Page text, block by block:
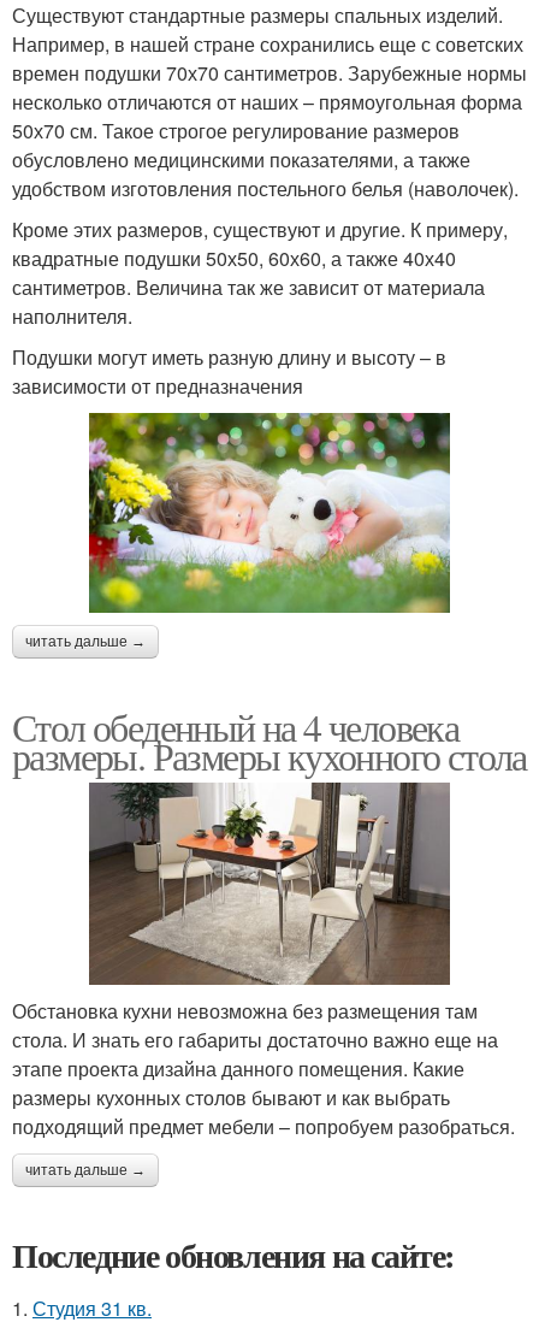
Существуют стандартные размеры спальных изделий.
Например, в нашей стране сохранились еще с советских
времен подушки 70х70 сантиметров. Зарубежные нормы
несколько отличаются от наших – прямоугольная форма
50х70 см. Такое строгое регулирование размеров
обусловлено медицинскими показателями, а также
удобством изготовления постельного белья (наволочек).
Кроме этих размеров, существуют и другие. К примеру,
квадратные подушки 50х50, 60х60, а также 40х40
сантиметров. Величина так же зависит от материала
наполнителя.
Подушки могут иметь разную длину и высоту – в
зависимости от предназначения
читать дальше →
Стол обеденный на 4 человека
размеры. Размеры кухонного стола
Обстановка кухни невозможна без размещения там
стола. И знать его габариты достаточно важно еще на
этапе проекта дизайна данного помещения. Какие
размеры кухонных столов бывают и как выбрать
подходящий предмет мебели – попробуем разобраться.
читать дальше →
Последние обновления на сайте:
1. Студия 31 кв.